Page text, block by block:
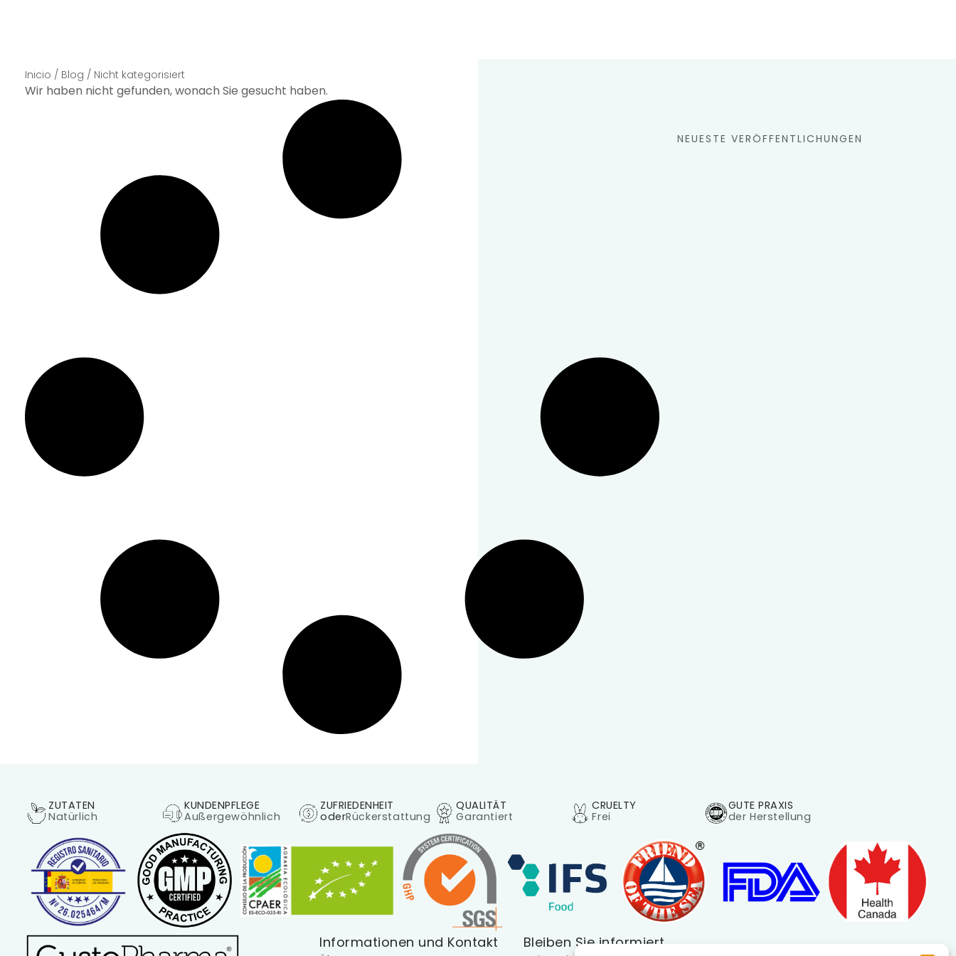
Inicio / Blog / Nicht kategorisiert
Wir haben nicht gefunden, wonach Sie gesucht haben.
NEUESTE VERÖFFENTLICHUNGEN
ZUTATEN
Natürlich
KUNDENPFLEGE
Außergewöhnlich
ZUFRIEDENHEIT
oderRückerstattung
QUALITÄT
Garantiert
CRUELTY
Frei
GUTE PRAXIS
der Herstellung
Informationen und Kontakt Bleiben Sie informiert